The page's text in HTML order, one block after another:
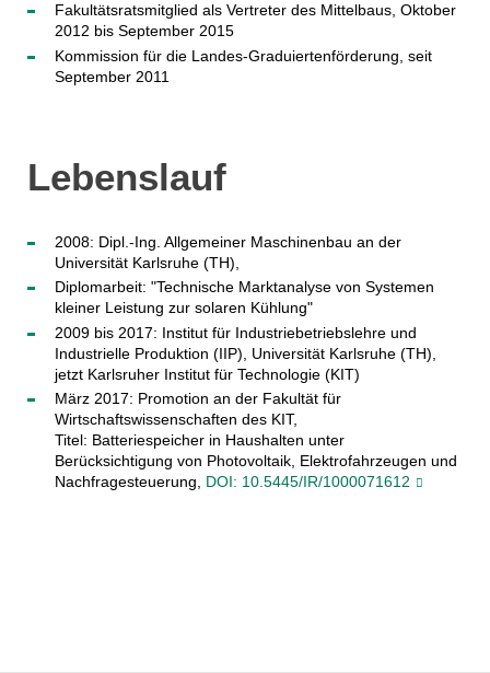
Fakultätsratsmitglied als Vertreter des Mittelbaus, Oktober
2012 bis September 2015
Kommission für die Landes-Graduiertenförderung, seit
September 2011
Lebenslauf
2008: Dipl.-Ing. Allgemeiner Maschinenbau an der
Universität Karlsruhe (TH),
Diplomarbeit: "Technische Marktanalyse von Systemen
kleiner Leistung zur solaren Kühlung"
2009 bis 2017: Institut für Industriebetriebslehre und
Industrielle Produktion (IIP), Universität Karlsruhe (TH),
jetzt Karlsruher Institut für Technologie (KIT)
März 2017: Promotion an der Fakultät für
Wirtschaftswissenschaften des KIT,
Titel: Batteriespeicher in Haushalten unter
Berücksichtigung von Photovoltaik, Elektrofahrzeugen und
Nachfragesteuerung, DOI: 10.5445/IR/1000071612